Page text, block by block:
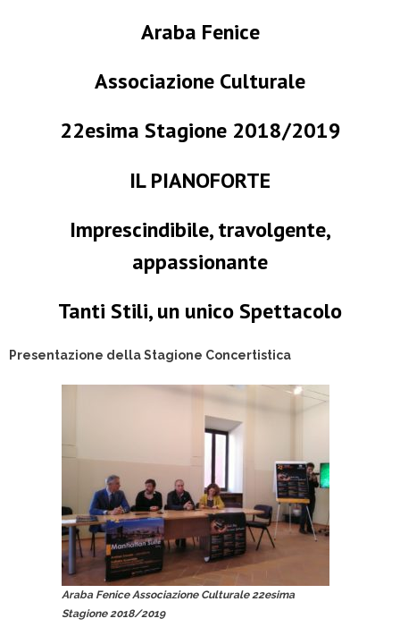
Araba Fenice
Associazione Culturale
22esima Stagione 2018/2019
IL PIANOFORTE
Imprescindibile, travolgente,
appassionante
Tanti Stili, un unico Spettacolo
Presentazione della Stagione Concertistica
Araba Fenice Associazione Culturale 22esima
Stagione 2018/2019